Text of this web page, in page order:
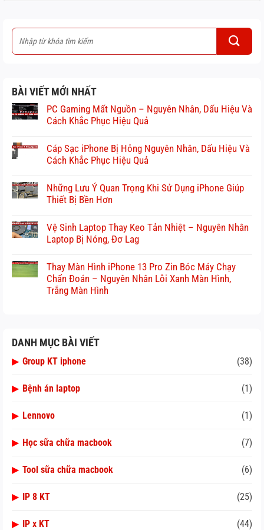
BÀI VIẾT MỚI NHẤT
PC Gaming Mất Nguồn – Nguyên Nhân, Dấu Hiệu Và
Cách Khắc Phục Hiệu Quả
Cáp Sạc iPhone Bị Hỏng Nguyên Nhân, Dấu Hiệu Và
Cách Khắc Phục Hiệu Quả
Những Lưu Ý Quan Trọng Khi Sử Dụng iPhone Giúp
Thiết Bị Bền Hơn
Vệ Sinh Laptop Thay Keo Tản Nhiệt – Nguyên Nhân
Laptop Bị Nóng, Đơ Lag
Thay Màn Hình iPhone 13 Pro Zin Bóc Máy Chạy
Chẩn Đoán – Nguyên Nhân Lỗi Xanh Màn Hình,
Trắng Màn Hình
DANH MỤC BÀI VIẾT
▶ Group KT iphone (38)
▶ Bệnh án laptop (1)
▶ Lennovo (1)
▶ Học sữa chữa macbook (7)
▶ Tool sữa chữa macbook (6)
▶ IP 8 KT (25)
▶ IP x KT (44)